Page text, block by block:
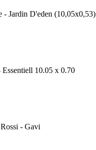
Jardin D'eden (10,05x0,53)
10.05 х 0.70
- Gavi